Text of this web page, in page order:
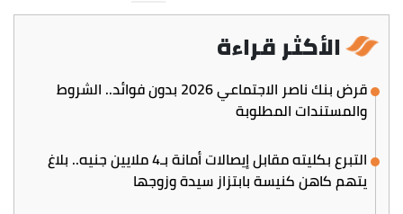
الأكثر قراءة
قرض بنك ناصر الاجتماعي 2026 بدون فوائد.. الشروط
والمستندات المطلوبة
التبرع بكليته مقابل إيصالات أمانة بـ4 ملايين جنيه.. بلاغ
يتهم كاهن كنيسة بابتزاز سيدة وزوجها